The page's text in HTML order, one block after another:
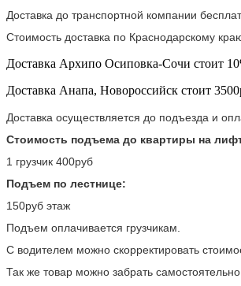
Доставка до транспортной компании
Стоимость доставка по Краснодарскому
Доставка Архипо Осиповка-Сочи стоит
Доставка Анапа, Новороссийск стоит
Доставка осуществляется до подъезда и
Стоимость подъема до квартиры на
1 грузчик 400руб
Подъем по лестнице:
150руб этаж
Подъем оплачивается грузчикам.
С водителем можно скорректировать
Так же товар можно забрать